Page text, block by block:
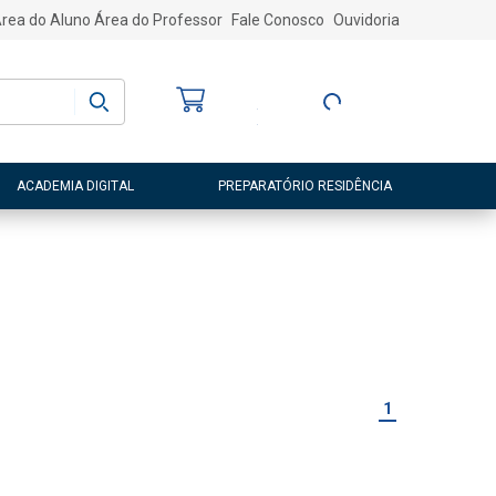
do Aluno Área do Professor Fale Conosco Ouvidoria
Entre ou Cadastre-
ACADEMIA DIGITAL PREPARATÓRIO RESIDÊNCIA
1